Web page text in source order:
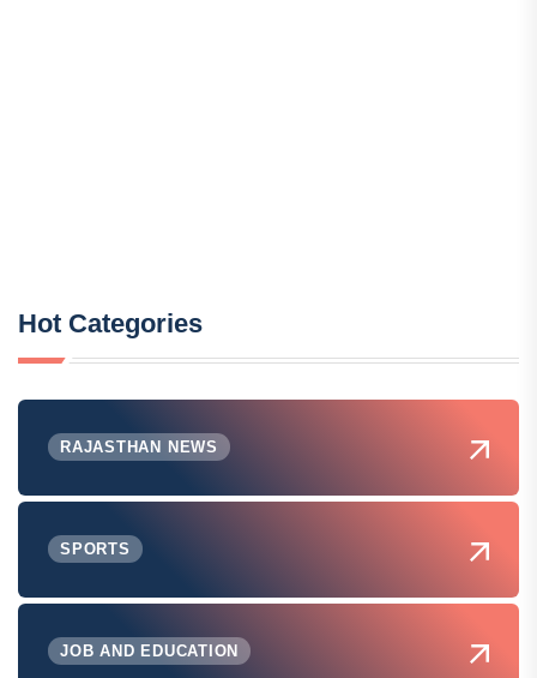
Hot Categories
RAJASTHAN NEWS
SPORTS
JOB AND EDUCATION